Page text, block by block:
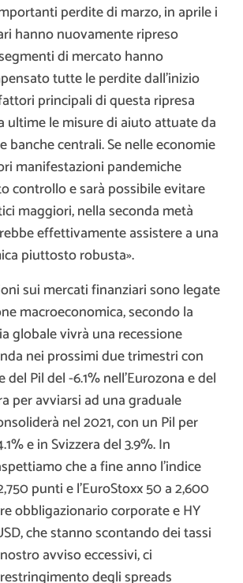
perdite di marzo, in aprile i
hanno nuovamente ripreso
di mercato hanno
tutte le perdite dall’inizio
principali di questa ripresa
ultime le misure di aiuto attuate da
banche centrali. Se nelle economie
manifestazioni pandemiche
controllo e sarà possibile evitare
maggiori, nella seconda metà
effettivamente assistere a una
piuttosto robusta».
sui mercati finanziari sono legate
macroeconomica, secondo la
globale vivrà una recessione
nei prossimi due trimestri con
Pil del -6.1% nell’Eurozona e del
per avviarsi ad una graduale
nel 2021, con un Pil per
e in Svizzera del 3.9%. In
che a fine anno l’indice
punti e l’EuroStoxx 50 a 2,600
obbligazionario corporate e HY
che stanno scontando dei tassi
avviso eccessivi, ci
degli spreads